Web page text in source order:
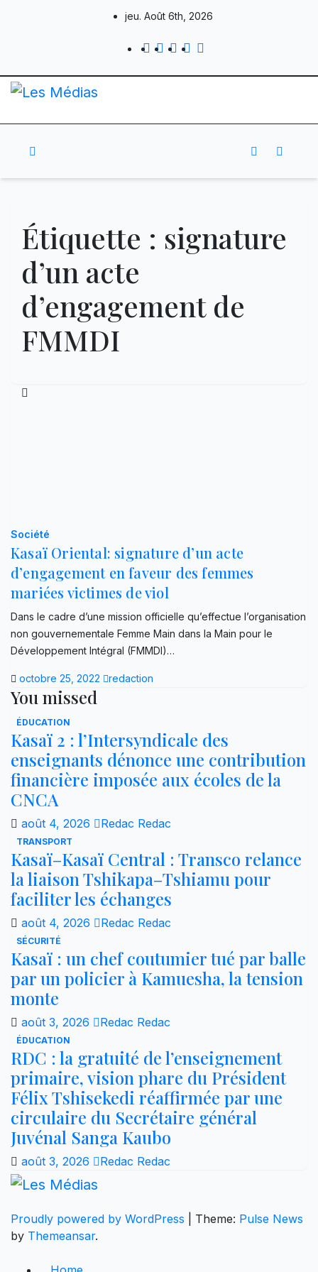
jeu. Août 6th, 2026
Étiquette : signature
d’un acte
d’engagement de
FMMDI
Société
Kasaï Oriental: signature d’un acte
d’engagement en faveur des femmes
mariées victimes de viol
Dans le cadre d’une mission officielle qu’effectue l’organisation
non gouvernementale Femme Main dans la Main pour le
Développement Intégral (FMMDI)…
octobre 25, 2022 redaction
You missed
ÉDUCATION
Kasaï 2 : l’Intersyndicale des
enseignants dénonce une contribution
financière imposée aux écoles de la
CNCA
août 4, 2026 Redac Redac
TRANSPORT
Kasaï–Kasaï Central : Transco relance
la liaison Tshikapa–Tshiamu pour
faciliter les échanges
août 4, 2026 Redac Redac
SÉCURITÉ
Kasaï : un chef coutumier tué par balle
par un policier à Kamuesha, la tension
monte
août 3, 2026 Redac Redac
ÉDUCATION
RDC : la gratuité de l’enseignement
primaire, vision phare du Président
Félix Tshisekedi réaffirmée par une
circulaire du Secrétaire général
Juvénal Sanga Kaubo
août 3, 2026 Redac Redac
Proudly powered by WordPress Theme: Pulse News
by Themeansar.